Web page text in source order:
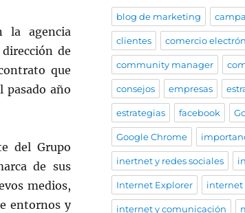
la agencia
de
que
pasado año
del Grupo
de sus
medios,
entornos y
blog de marketing
clientes comercio
community manager
consejos empresas
estrategias facebook
Google Chrome
inertnet y redes sociales
Internet Explorer internet
internet y comunicación